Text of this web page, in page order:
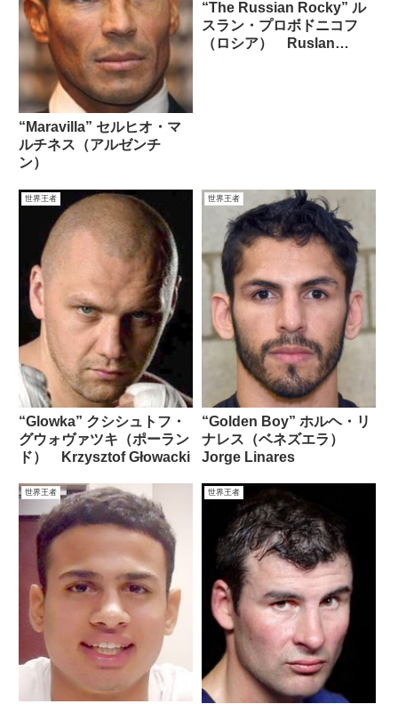
“Maravilla” セルヒオ・マ
ルチネス（アルゼンチ
ン）
“The Russian Rocky” ル
スラン・プロボドニコフ
（ロシア） Ruslan
世界王者
“Glowka” クシシュトフ・
グウォヴァツキ（ポーラン
ド） Krzysztof Głowacki
世界王者
“Golden Boy” ホルヘ・リ
ナレス（ベネズエラ）
Jorge Linares
世界王者 世界王者